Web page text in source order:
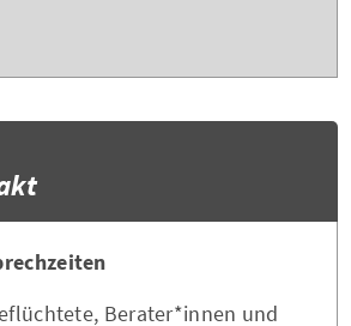
Berater*innen und